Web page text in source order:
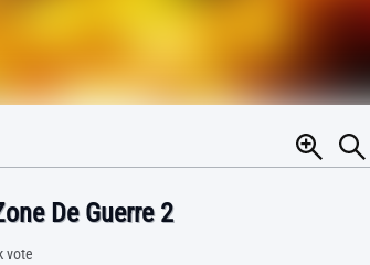
De Guerre 2
vote